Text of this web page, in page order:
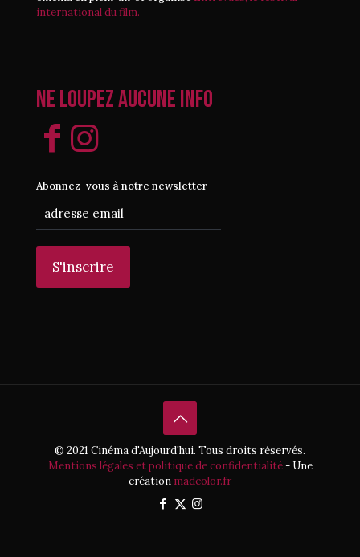
international du film.
Ne loupez aucune info
Abonnez-vous à notre newsletter
© 2021 Cinéma d'Aujourd'hui. Tous droits réservés.
Mentions légales et politique de confidentialité- Une
création madcolor.fr